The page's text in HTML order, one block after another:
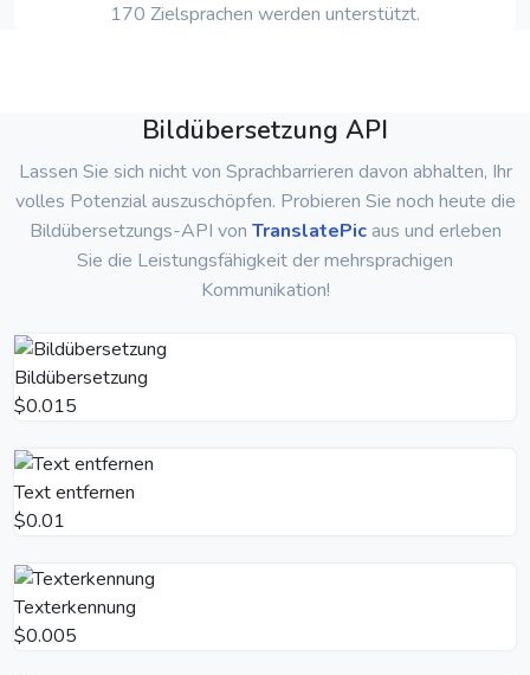
170 Zielsprachen werden unterstützt.
Bildübersetzung API
Lassen Sie sich nicht von Sprachbarrieren davon abhalten, Ihr
volles Potenzial auszuschöpfen. Probieren Sie noch heute die
Bildübersetzungs-API von TranslatePicaus und erleben
Sie die Leistungsfähigkeit der mehrsprachigen
Kommunikation!
Bildübersetzung
$0.015
Text entfernen
$0.01
Texterkennung
$0.005